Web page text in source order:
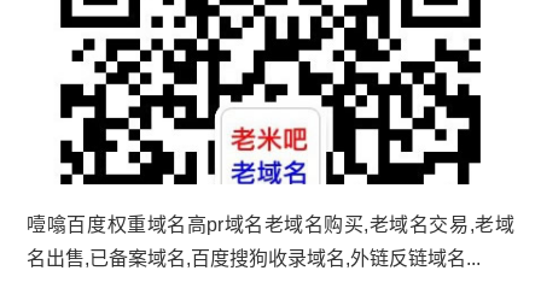
噎噏百度权重域名高pr域名老域名购买,老域名交易,老域
名出售,已备案域名,百度搜狗收录域名,外链反链域名...